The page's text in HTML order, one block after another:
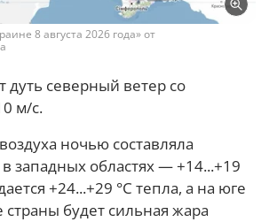
8 августа 2026 года» от
дуть северный ветер со
м/с.
ночью составляла
в западных областях — +14...+19
+24...+29 °С тепла, а на юге
страны будет сильная жара